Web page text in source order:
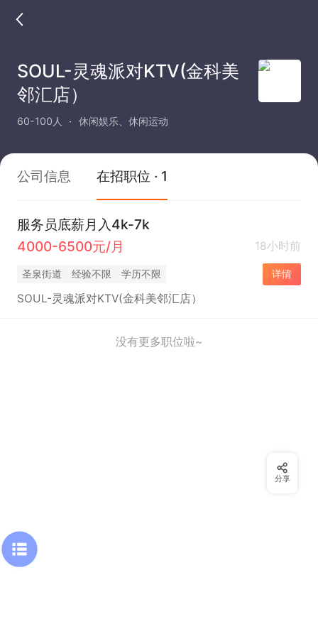
SOUL-灵魂派对KTV(金科美
邻汇店）
60-100人 休闲娱乐、休闲运动
公司信息 在招职位 · 1
服务员底薪月入4k-7k
4000-6500元/月
18小时前
圣泉街道 经验不限 学历不限 详情
SOUL-灵魂派对KTV(金科美邻汇店）
没有更多职位啦~
分享